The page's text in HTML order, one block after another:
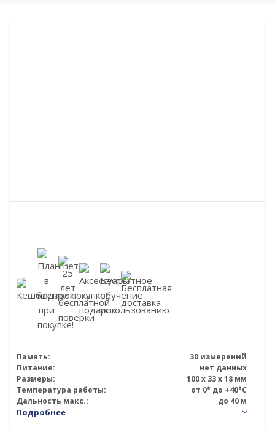
Память:
30 измерений
Питание:
нет данных
Размеры:
100 х 33 х 18 мм
Температура работы:
от 0° до +40°С
Дальность макс.:
до 40 м
Подробнее